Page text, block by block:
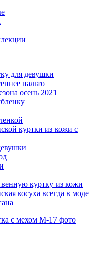
для девушки
пальто
осень 2021
куртки из кожи с
куртку из кожи
косуха всегда в моде